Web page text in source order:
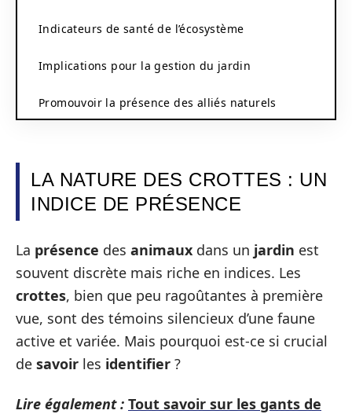
Indicateurs de santé de l’écosystème
Implications pour la gestion du jardin
Promouvoir la présence des alliés naturels
LA NATURE DES CROTTES : UN
INDICE DE PRÉSENCE
La présence des animaux dans un jardin est
souvent discrète mais riche en indices. Les
crottes, bien que peu ragoûtantes à première
vue, sont des témoins silencieux d’une faune
active et variée. Mais pourquoi est-ce si crucial
de savoir les identifier ?
Lire également : Tout savoir sur les gants de